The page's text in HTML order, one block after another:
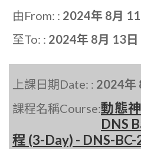
由From: : 2024年 8月 11
至To: : 2024年 8月 13日
上課日期Date: : 2024年
課程名稱Course:動態
DNS
程 (3-Day) - DNS-